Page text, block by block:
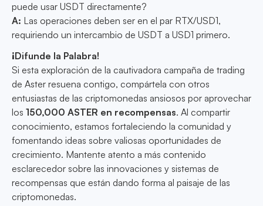
puede usar USDT directamente?
A: Las operaciones deben ser en el par RTX/USD1,
requiriendo un intercambio de USDT a USD1 primero.
¡Difunde la Palabra!
Si esta exploración de la cautivadora campaña de trading
de Aster resuena contigo, compártela con otros
entusiastas de las criptomonedas ansiosos por aprovechar
los 150,000 ASTER en recompensas. Al compartir
conocimiento, estamos fortaleciendo la comunidad y
fomentando ideas sobre valiosas oportunidades de
crecimiento. Mantente atento a más contenido
esclarecedor sobre las innovaciones y sistemas de
recompensas que están dando forma al paisaje de las
criptomonedas.